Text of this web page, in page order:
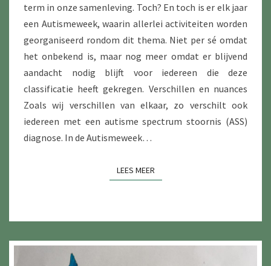
term in onze samenleving. Toch? En toch is er elk jaar
een Autismeweek, waarin allerlei activiteiten worden
georganiseerd rondom dit thema. Niet per sé omdat
het onbekend is, maar nog meer omdat er blijvend
aandacht nodig blijft voor iedereen die deze
classificatie heeft gekregen. Verschillen en nuances
Zoals wij verschillen van elkaar, zo verschilt ook
iedereen met een autisme spectrum stoornis (ASS)
diagnose. In de Autismeweek…
LEES MEERLEES MEER